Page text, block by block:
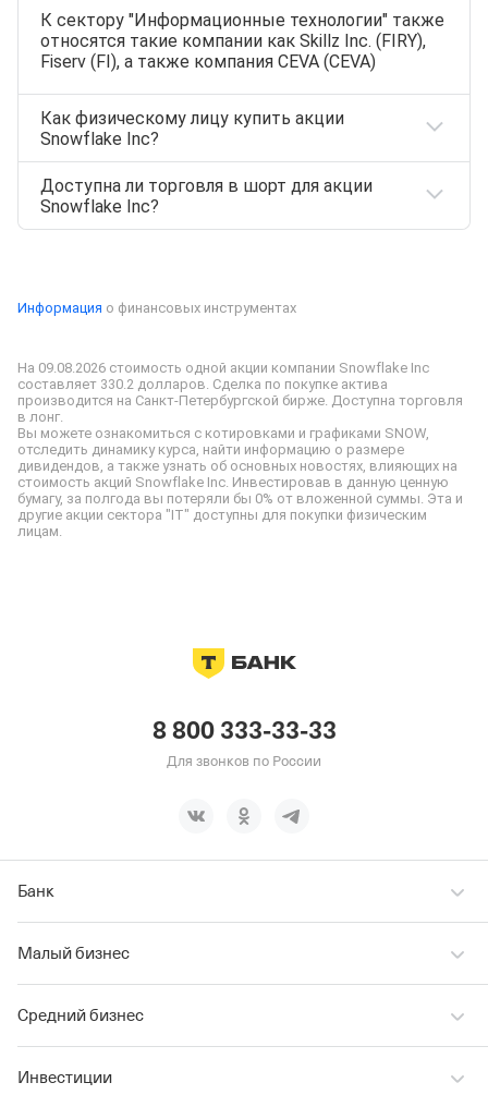
К сектору "Информационные технологии" также
относятся такие компании как Skillz Inc. (FIRY),
Fiserv (FI), а также компания CEVA (CEVA)
Как физическому лицу купить акции
Snowflake Inc?
АкцииSNOW можно приобрести,
открывиндивидуальный инвестиционный счет
(ИИС) или жеброкерский счетна сайте
Доступна ли торговля в шорт для акции
Snowflake Inc?
Информация о финансовых инструментах
На 09.08.2026 стоимость одной акции компании Snowflake Inc
составляет 330.2 долларов. Сделка по покупке актива
производится на Санкт-Петербургской бирже. Доступна торговля
в лонг.
Вы можете ознакомиться с котировками и графиками SNOW,
отследить динамику курса, найти информацию о размере
дивидендов, а также узнать об основных новостях, влияющих на
стоимость акций Snowflake Inc. Инвестировав в данную ценную
бумагу, за полгода вы потеряли бы 0% от вложенной суммы. Эта и
другие акции сектора "IT" доступны для покупки физическим
лицам.
8 800 333-33-33
Для звонков по России
Банк
Малый бизнес
Средний бизнес
Инвестиции